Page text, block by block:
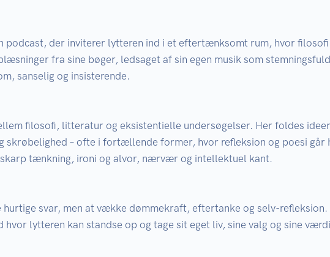
podcast, der inviterer lytteren ind i et eftertænksomt rum, hvor
fra sine bøger, ledsaget af sin egen musik som
sanselig og insisterende.
filosofi, litteratur og eksistentielle undersøgelser. Her foldes
skrøbelighed – ofte i fortællende former, hvor refleksion og poesi går
tænkning, ironi og alvor, nærvær og intellektuel kant.
hurtige svar, men at vække dømmekraft, eftertanke og selv-
hvor lytteren kan standse op og tage sit eget liv, sine valg og sine